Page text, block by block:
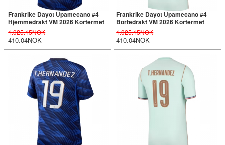
Frankrike Dayot Upamecano #4
Hjemmedrakt VM 2026 Kortermet
1.025.15NOK
410.04NOK
Frankrike Dayot Upamecano #4
Bortedrakt VM 2026 Kortermet
1.025.15NOK
410.04NOK